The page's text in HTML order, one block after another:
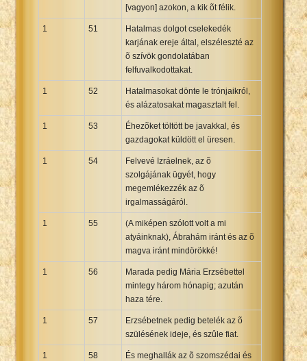
[vagyon] azokon, a kik õt félik.
1 51
Hatalmas dolgot cselekedék
karjának ereje által, elszéleszté az
õ szívök gondolatában
felfuvalkodottakat.
1 52
Hatalmasokat dönte le trónjaikról,
és alázatosakat magasztalt fel.
1 53
Éhezõket töltött be javakkal, és
gazdagokat küldött el üresen.
1 54
Felvevé Izráelnek, az õ
szolgájának ügyét, hogy
megemlékezzék az õ
irgalmasságáról.
1 55
(A miképen szólott volt a mi
atyáinknak), Ábrahám iránt és az õ
magva iránt mindörökké!
1 56
Marada pedig Mária Erzsébettel
mintegy három hónapig; azután
haza tére.
1 57
Erzsébetnek pedig betelék az õ
szülésének ideje, és szûle fiat.
1 58
És meghallák az õ szomszédai és